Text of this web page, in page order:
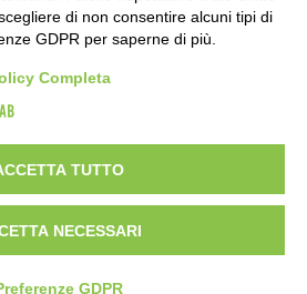
Amministrazioni (IPA): D0ZZDV0V
FJDH3Z
"GUGLIELMO MARCONI" |
Idea e progetto di Designers Italia
di non consentire alcuni tipi di
GDPR per saperne di più.
Completa
TUTTO
NECESSARI
GDPR